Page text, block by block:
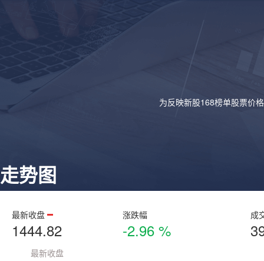
为反映新股168榜单股票价
走势图
最新收盘
1444.82
涨跌幅
-2.96 %
成